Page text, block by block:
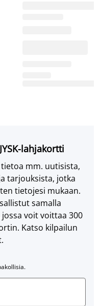
lahjakortti
tietoa mm. uutisista,
tarjouksista, jotka
tietojesi mukaan.
samalla
voit voittaa 300
Katso kilpailun